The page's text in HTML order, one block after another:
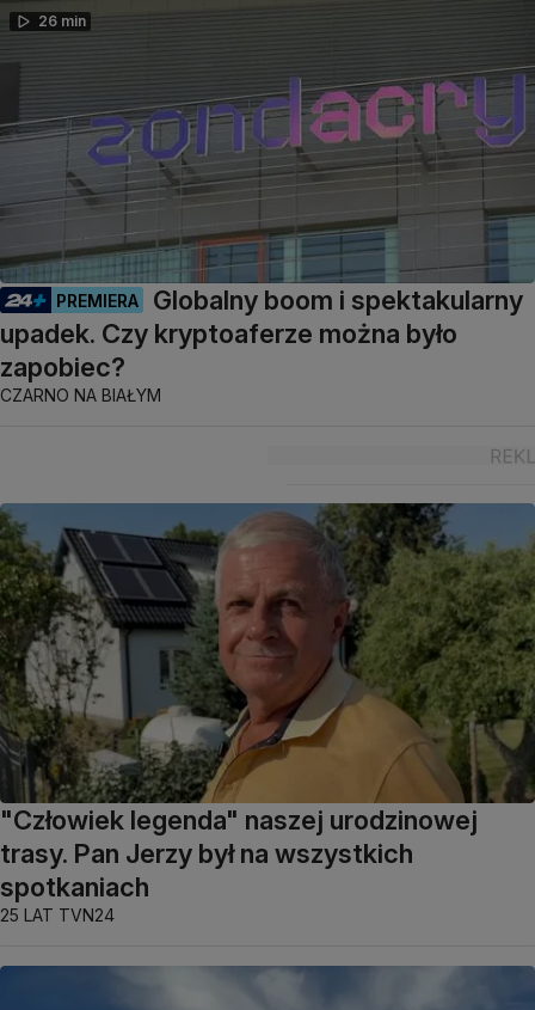
26 min
PREMIERA
Globalny boom i spektakularny
upadek. Czy kryptoaferze można było
zapobiec?
CZARNO NA BIAŁYM
"Człowiek legenda" naszej urodzinowej
trasy. Pan Jerzy był na wszystkich
spotkaniach
25 LAT TVN24